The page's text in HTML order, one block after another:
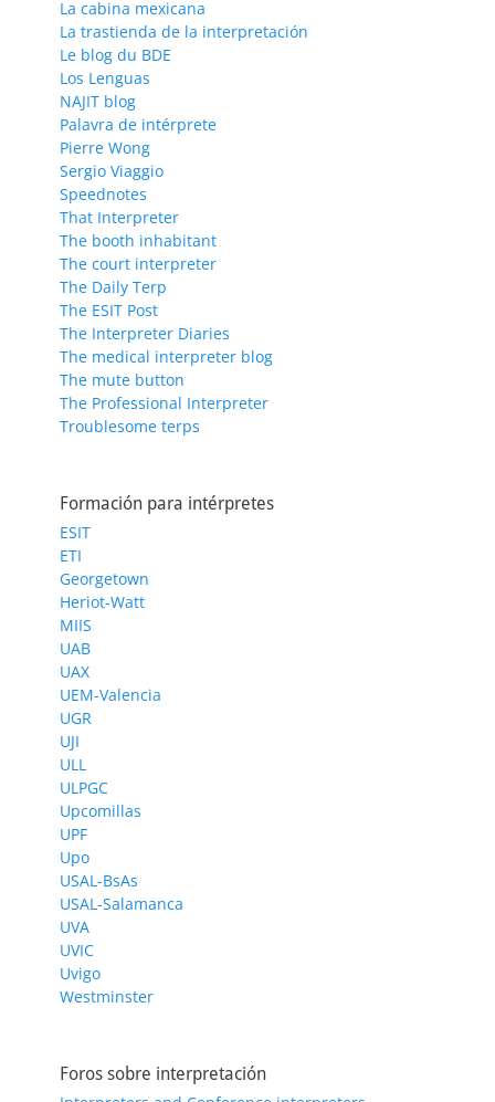
La cabina mexicana
La trastienda de la interpretación
Le blog du BDE
Los Lenguas
NAJIT blog
Palavra de intérprete
Pierre Wong
Sergio Viaggio
Speednotes
That Interpreter
The booth inhabitant
The court interpreter
The Daily Terp
The ESIT Post
The Interpreter Diaries
The medical interpreter blog
The mute button
The Professional Interpreter
Troublesome terps
Formación para intérpretes
ESIT
ETI
Georgetown
Heriot-Watt
MIIS
UAB
UAX
UEM-Valencia
UGR
UJI
ULL
ULPGC
Upcomillas
UPF
Upo
USAL-BsAs
USAL-Salamanca
UVA
UVIC
Uvigo
Westminster
Foros sobre interpretación